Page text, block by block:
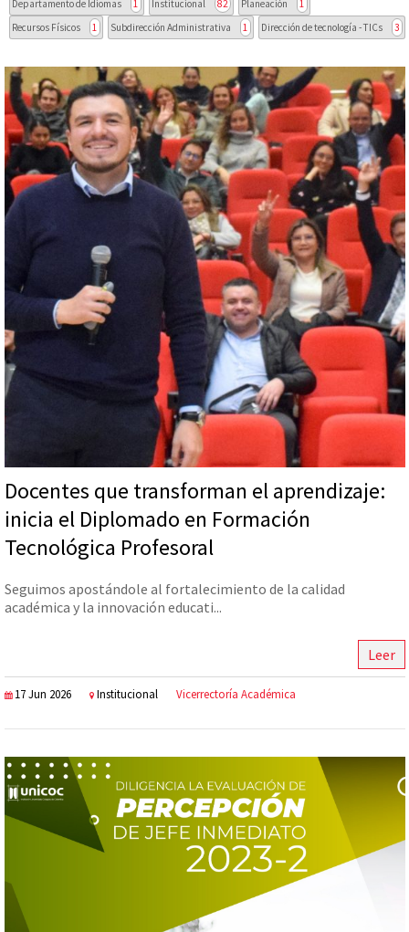
Departamento de Idiomas
1 Institucional 82 Planeación
1
Recursos Físicos
1 Subdirección Administrativa 1 Dirección de tecnología - TICs 3
Docentes que transforman el aprendizaje:
inicia el Diplomado en Formación
Tecnológica Profesoral
Seguimos apostándole al fortalecimiento de la calidad
académica y la innovación educati...
Leer
17 Jun 2026 Institucional Vicerrectoría Académica